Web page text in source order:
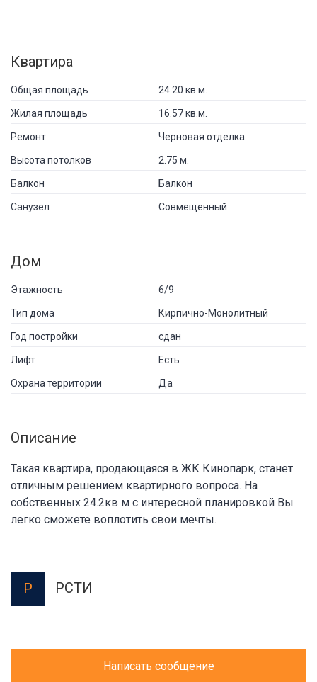
Квартира
Общая площадь 24.20 кв.м.
Жилая площадь 16.57 кв.м.
Ремонт Черновая отделка
Высота потолков 2.75 м.
Балкон Балкон
Санузел Совмещенный
Дом
Этажность 6/9
Тип дома Кирпично-Монолитный
Год постройки сдан
Лифт Есть
Охрана территории Да
Описание
Такая квартира, продающаяся в ЖК Кинопарк, станет
отличным решением квартирного вопроса. На
собственных 24.2кв м с интересной планировкой Вы
легко сможете воплотить свои мечты.
Р РСТИ
Написать сообщение